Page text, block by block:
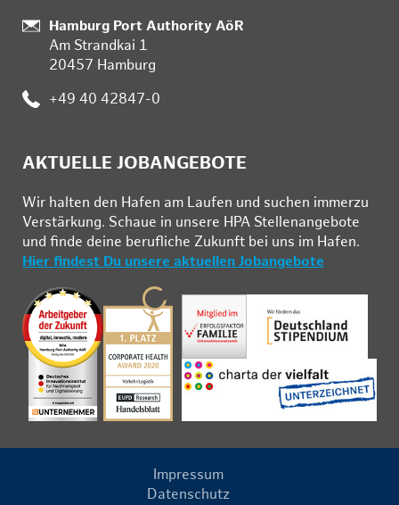
Standort:
Hamburg Port Authority AöR
Am Strandkai 1
20457 Hamburg
Telefon:
+49 40 42847-0
AKTUELLE JOBANGEBOTE
Wir hal­ten den Ha­fen am Lau­fen und su­chen im­mer­zu
Ver­stär­kung. Schau­e in un­se­re HPA Stel­len­an­ge­bo­te
und fin­de deine be­ruf­li­che Zu­kunft bei uns im Ha­fen.
Hier findest Du unsere aktuellen Jobangebote
Impressum
Datenschutz